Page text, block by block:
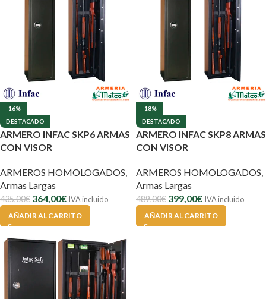
-16%
DESTACADO
ARMERO INFAC SKP6 ARMAS
CON VISOR
ARMEROS HOMOLOGADOS,
Armas Largas
435,00€ 364,00€ IVA incluido
AÑADIR AL CARRITO
-18%
DESTACADO
ARMERO INFAC SKP8 ARMAS
CON VISOR
ARMEROS HOMOLOGADOS,
Armas Largas
489,00€ 399,00€ IVA incluido
AÑADIR AL CARRITO